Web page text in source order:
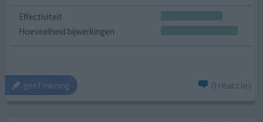
Effectiviteit
Hoeveelheid bijwerkingen
geef mening 0 reacties